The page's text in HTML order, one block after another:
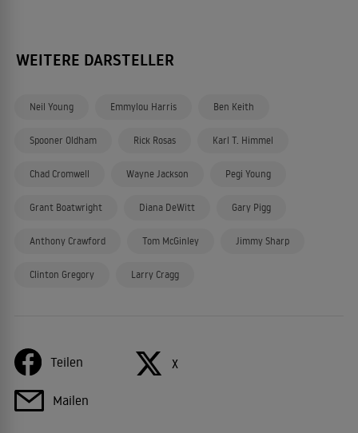
WEITERE DARSTELLER
Neil Young Emmylou Harris Ben Keith
Spooner Oldham Rick Rosas Karl T. Himmel
Chad Cromwell Wayne Jackson Pegi Young
Grant Boatwright Diana DeWitt Gary Pigg
Anthony Crawford Tom McGinley Jimmy Sharp
Clinton Gregory Larry Cragg
Teilen X
Mailen